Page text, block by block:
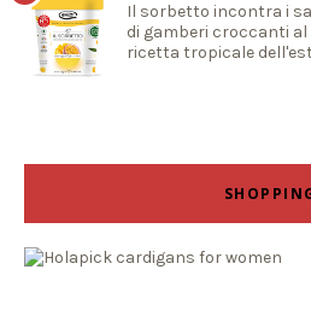
Il sorbetto incontra i
di gamberi croccanti
ricetta tropicale